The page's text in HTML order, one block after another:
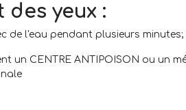
yeux :
de l'eau pendant plusieurs
un CENTRE ANTIPOISON ou un